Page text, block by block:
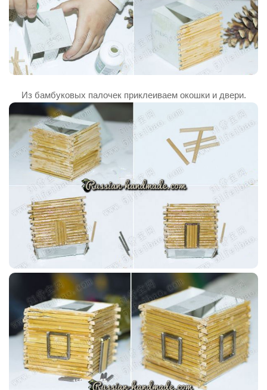
Из бамбуковых палочек приклеиваем окошки и двери.